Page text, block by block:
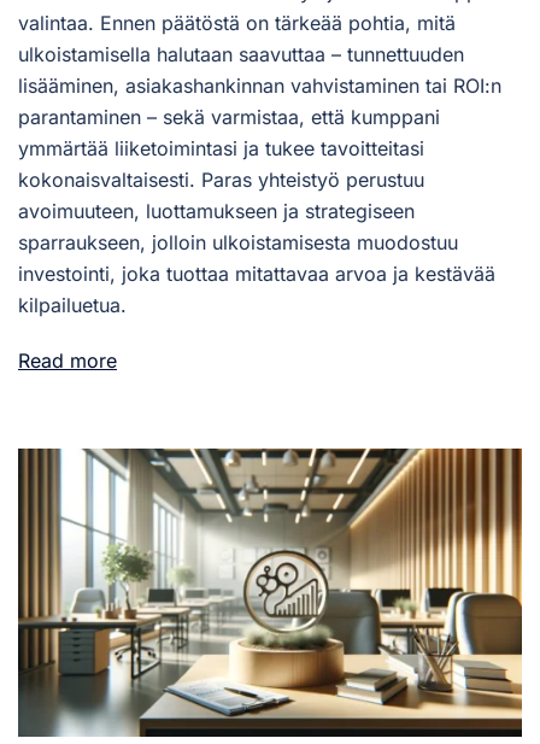
valintaa. Ennen päätöstä on tärkeää pohtia, mitä
ulkoistamisella halutaan saavuttaa – tunnettuuden
lisääminen, asiakashankinnan vahvistaminen tai ROI:n
parantaminen – sekä varmistaa, että kumppani
ymmärtää liiketoimintasi ja tukee tavoitteitasi
kokonaisvaltaisesti. Paras yhteistyö perustuu
avoimuuteen, luottamukseen ja strategiseen
sparraukseen, jolloin ulkoistamisesta muodostuu
investointi, joka tuottaa mitattavaa arvoa ja kestävää
kilpailuetua.
Read more